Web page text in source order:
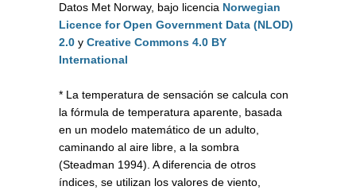
Datos Met Norway, bajo licencia Norwegian
Licence for Open Government Data (NLOD)
2.0 y Creative Commons 4.0 BY
International
* La temperatura de sensación se calcula con
la fórmula de temperatura aparente, basada
en un modelo matemático de un adulto,
caminando al aire libre, a la sombra
(Steadman 1994). A diferencia de otros
índices, se utilizan los valores de viento,